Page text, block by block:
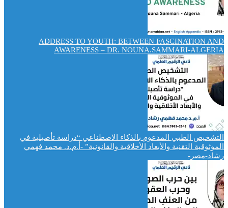
ADDRESS TO YOUTH: BETWEEN FASCINATION AND
AWARENESS – DR. NOUNA.SAMMARI-ALGERIA
التشخيص الطبي المدعوم بالذكاء الاصطناعي “دراسة تأصيلية في
الموثوقية التقنية والأبعاد الأخلاقية والقانونية” -أ.م.د. محمد فهمي
رشاد-مصر-